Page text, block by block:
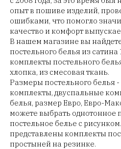
опыт в пошиве изделий,
ошибками, что помогло
качество и комфорт
В нашем магазине вы
постельного белья из сатина
комплекты постельного
хлопка, из смесовая ткань.
Размеры постельного белья
комплекты, двуспальные
белья, размер Евро, Евро-
можете выбрать однотонное
постельное белье с
представлены комплекты
простыней на резинке.